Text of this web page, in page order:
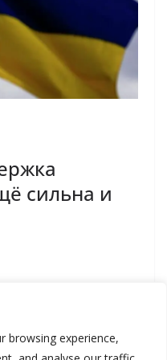
browsing experience,
сильна и